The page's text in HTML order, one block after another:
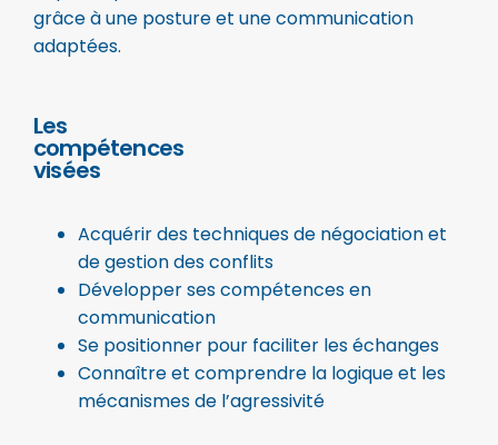
grâce à une posture et une communication
adaptées.
Les
compétences
visées
Acquérir des techniques de négociation et
de gestion des conflits
Développer ses compétences en
communication
Se positionner pour faciliter les échanges
Connaître et comprendre la logique et les
mécanismes de l’agressivité